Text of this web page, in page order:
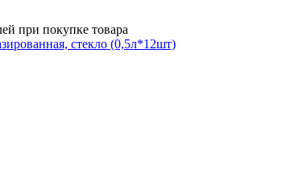
при покупке товара
стекло (0,5л*12шт)